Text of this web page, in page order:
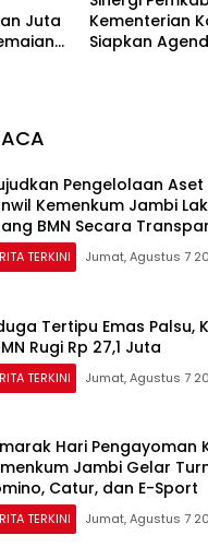
Juta
Kementerian
Siapkan
Pengelolaan Aset
Kemenkum Jambi
BMN Secara
TERKINI Jumat, Agustus 7
Tertipu Emas Palsu,
Rugi Rp 27,1 Juta
TERKINI Jumat, Agustus 7
Hari Pengayoman
Jambi Gelar
Catur, dan E-Sport
TERKINI Jumat, Agustus 7